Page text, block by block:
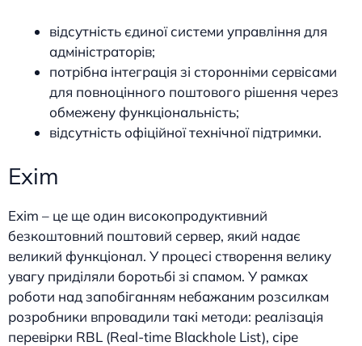
відсутність єдиної системи управління для
адміністраторів;
потрібна інтеграція зі сторонніми сервісами
для повноцінного поштового рішення через
обмежену функціональність;
відсутність офіційної технічної підтримки.
Exim
Exim – це ще один високопродуктивний
безкоштовний поштовий сервер, який надає
великий функціонал. У процесі створення велику
увагу приділяли боротьбі зі спамом. У рамках
роботи над запобіганням небажаним розсилкам
розробники впровадили такі методи: реалізація
перевірки RBL (Real-time Blackhole List), сіре